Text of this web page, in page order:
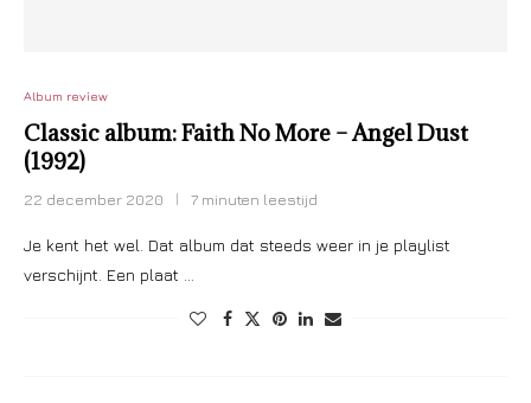
Album review
Classic album: Faith No More – Angel Dust
(1992)
22 december 2020 7 minuten leestijd
Je kent het wel. Dat album dat steeds weer in je playlist
verschijnt. Een plaat …